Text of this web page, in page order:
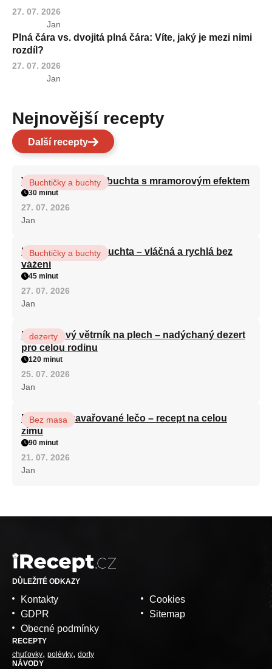
27. 07. 2026
Jan
Plná čára vs. dvojitá plná čára: Víte, jaký je mezi nimi
rozdíl?
27. 07. 2026
Jan
Nejnovější recepty
Další recepty
Vláčná olejová litá buchta s mramorovým efektem
Buchtičky a buchty
30 minut
27. 07. 2026
Jan
Hrnková maková buchta – vláčná a rychlá bez
vážení
Buchtičky a buchty
45 minut
27. 07. 2026
Jan
Karamelový větrník na plech – nadýchaný dezert
pro celou rodinu
dezerty
120 minut
25. 07. 2026
Jan
Babiččino zavařované lečo – recept na celou
zimu
Bez masa
90 minut
21. 07. 2026
Jan
DŮLEŽITÉ ODKAZY
Kontakty
GDPR
Obecné podmínky
Cookies
Sitemap
RECEPTY
chuťovky polévky dorty
NÁVODY